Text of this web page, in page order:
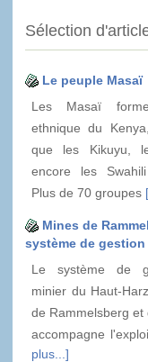
Sélection
Le peuple Masaï
Les Masaï
ethnique du
que les Kikuyu,
encore les
Plus de 70 groupes
Mines de
système de
Le système de
minier du Haut-
de Rammelsberg et
accompagne
plus...]